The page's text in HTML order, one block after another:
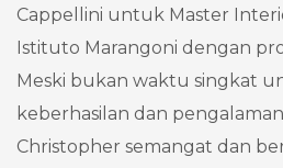
Cappellini untuk Master
Istituto Marangoni dengan
Meski bukan waktu singkat
keberhasilan dan
Christopher semangat dan